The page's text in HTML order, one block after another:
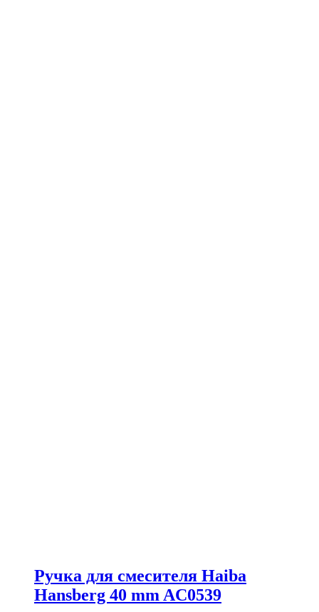
Ручка для смесителя Haiba
Hansberg 40 mm AC0539